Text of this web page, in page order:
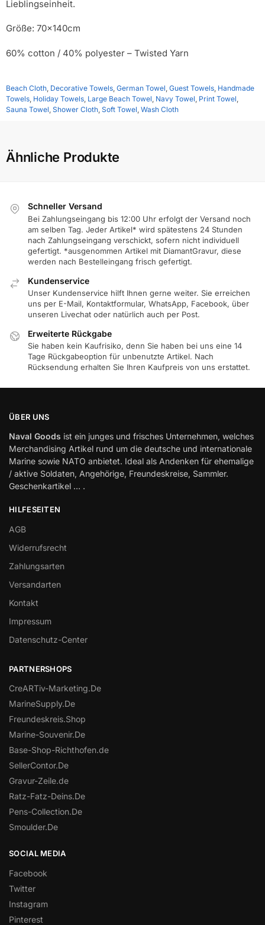
Lieblingseinheit.
Größe: 70x140cm
60% cotton / 40% polyester – Twisted Yarn
Beach Cloth, Decorative Towels, German Towel, Guest Towels, Handmade
Towels, Holiday Towels, Large Beach Towel, Navy Towel, Print Towel,
Sauna Towel, Shower Cloth, Soft Towel, Wash Cloth
Ähnliche Produkte
Schneller Versand
Bei Zahlungseingang bis 12:00 Uhr erfolgt der Versand noch
am selben Tag. Jeder Artikel* wird spätestens 24 Stunden
nach Zahlungseingang verschickt, sofern nicht individuell
gefertigt. *ausgenommen Artikel mit DiamantGravur, diese
werden nach Bestelleingang frisch gefertigt.
Kundenservice
Unser Kundenservice hilft Ihnen gerne weiter. Sie erreichen
uns per E-Mail, Kontaktformular, WhatsApp, Facebook, über
unseren Livechat oder natürlich auch per Post.
Erweiterte Rückgabe
Sie haben kein Kaufrisiko, denn Sie haben bei uns eine 14
Tage Rückgabeoption für unbenutzte Artikel. Nach
Rücksendung erhalten Sie Ihren Kaufpreis von uns erstattet.
ÜBER UNS
Naval Goods ist ein junges und frisches Unternehmen, welches
Merchandising Artikel rund um die deutsche und internationale
Marine sowie NATO anbietet. Ideal als Andenken für ehemalige
/ aktive Soldaten, Angehörige, Freundeskreise, Sammler.
Geschenkartikel … .
HILFESEITEN
AGB
Widerrufsrecht
Zahlungsarten
Versandarten
Kontakt
Impressum
Datenschutz-Center
PARTNERSHOPS
CreARTiv-Marketing.De
MarineSupply.De
Freundeskreis.Shop
Marine-Souvenir.De
Base-Shop-Richthofen.de
SellerContor.De
Gravur-Zeile.de
Ratz-Fatz-Deins.De
Pens-Collection.De
Smoulder.De
SOCIAL MEDIA
Facebook
Twitter
Instagram
Pinterest